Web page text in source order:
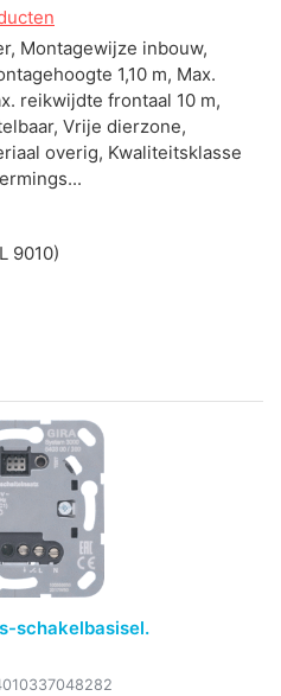
Montagewijze inbouw,
1,10 m, Max.
reikwijdte frontaal 10 m,
Vrije dierzone,
overig, Kwaliteitsklasse
9010)
schakelbasisel.